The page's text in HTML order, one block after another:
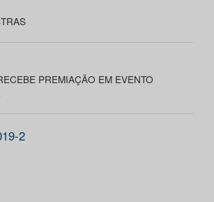
PREMIAÇÃO EM EVENTO
2